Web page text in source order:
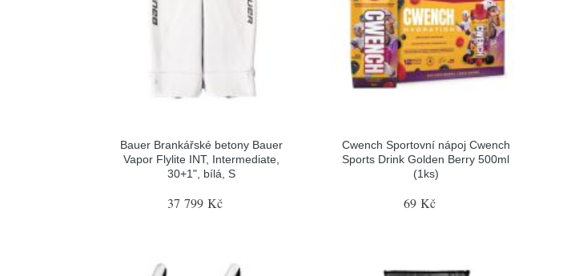
Bauer Brankářské betony Bauer
Vapor Flylite INT, Intermediate,
30+1", bílá, S
37 799 Kč
Cwench Sportovní nápoj Cwench
Sports Drink Golden Berry 500ml
(1ks)
69 Kč